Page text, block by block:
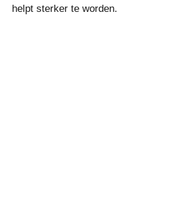
helpt sterker te worden.